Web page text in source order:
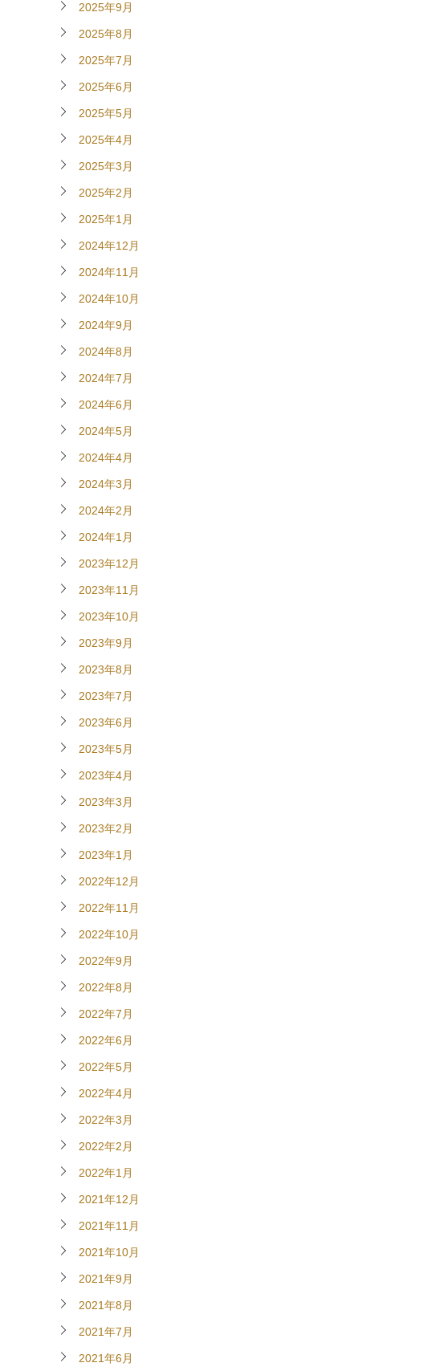
2025年9月
2025年8月
2025年7月
2025年6月
2025年5月
2025年4月
2025年3月
2025年2月
2025年1月
2024年12月
2024年11月
2024年10月
2024年9月
2024年8月
2024年7月
2024年6月
2024年5月
2024年4月
2024年3月
2024年2月
2024年1月
2023年12月
2023年11月
2023年10月
2023年9月
2023年8月
2023年7月
2023年6月
2023年5月
2023年4月
2023年3月
2023年2月
2023年1月
2022年12月
2022年11月
2022年10月
2022年9月
2022年8月
2022年7月
2022年6月
2022年5月
2022年4月
2022年3月
2022年2月
2022年1月
2021年12月
2021年11月
2021年10月
2021年9月
2021年8月
2021年7月
2021年6月